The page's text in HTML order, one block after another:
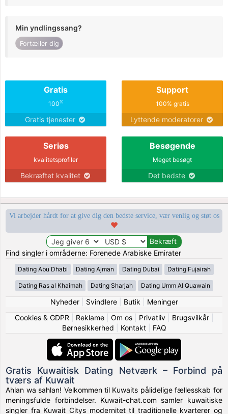
Min yndlingssang?
Fortæller dig
Gratis
100%
Gratis tjenester
Support
100% gratis
Lyttende moderatorer
Seriøs
kvalitetsprofiler
Bekræftet kvalitet
Besøgende
Meget besøgt
Det bedste
Vi arbejder hårdt for at give dig den bedste service, vær venlig og støt os
Find singler i områderne: Forenede Arabiske Emirater
Dating Abu Dhabi Dating Ajman Dating Dubai Dating Fujairah
Dating Ras al Khaimah Dating Sharjah Dating Umm Al Quawain
Nyheder| Svindlere| Butik
Meninger
Cookies & GDPR
Reklame| Om os| Privatliv| Brugsvilkår|
Børnesikkerhed
Kontakt| FAQ
Gratis Kuwaitisk Dating Netværk – Forbind på
tværs af Kuwait
Ahlan wa sahlan! Velkommen til Kuwaits pålidelige fællesskab for
meningsfulde forbindelser. Kuwait-chat.com samler kuwaitiske
singler fra Kuwait Citys modernitet til traditionelle kvarterer og